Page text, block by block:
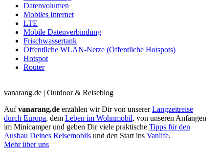
Datenvolumen
Mobiles Internet
LTE
Mobile Datenverbindung
Frischwassertank
Öffentliche WLAN-Netze (Öffentliche Hotspots)
Hotspot
Router
vanarang.de | Outdoor & Reiseblog
Aufvanarang.de erzählen wir Dir von unsererLangzeitreise
durch Europa, dem Leben im Wohnmobil, von unseren Anfängen
im Minicamper und geben Dir viele praktische Tipps für den
Ausbau Deines Reisemobils und den Start ins Vanlife.
Mehr über uns